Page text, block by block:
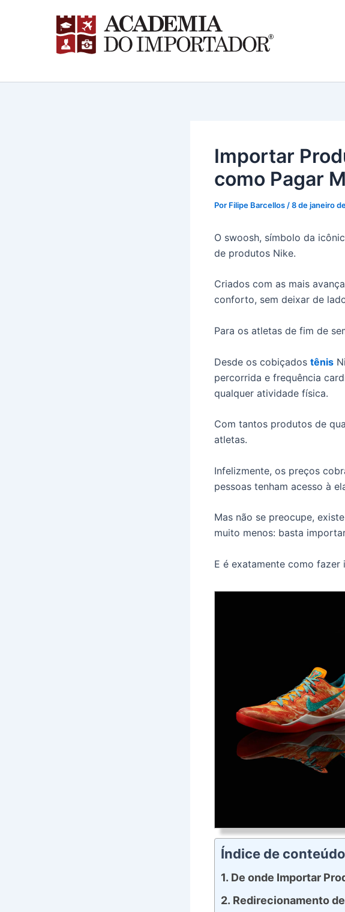
Importar
como Pagar
Por Filipe Barcellos /8 de janeiro
O swoosh, símbolo da
de produtos Nike.
Criados com as mais
conforto, sem deixar de
Para os atletas de fim de
Desde os cobiçados tênis
percorrida e frequência
qualquer atividade física.
Com tantos produtos de
atletas.
Infelizmente, os preços
pessoas tenham acesso à
Mas não se preocupe,
muito menos: basta
E é exatamente como
Índice de conteúdo
De onde Importar
Redirecionamento